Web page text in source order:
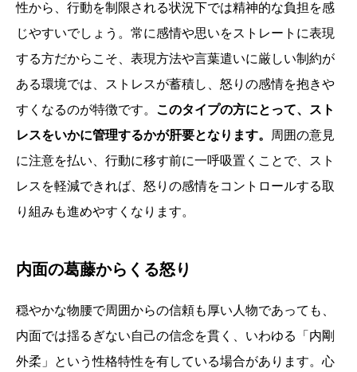
性から、行動を制限される状況下では精神的な負担を感
じやすいでしょう。常に感情や思いをストレートに表現
する方だからこそ、表現方法や言葉遣いに厳しい制約が
ある環境では、ストレスが蓄積し、怒りの感情を抱きや
すくなるのが特徴です。 このタイプの方にとって、スト
レスをいかに管理するかが肝要となります。
周囲の意見
に注意を払い、行動に移す前に一呼吸置くことで、スト
レスを軽減できれば、怒りの感情をコントロールする取
り組みも進めやすくなります。
内面の葛藤からくる怒り
穏やかな物腰で周囲からの信頼も厚い人物であっても、
内面では揺るぎない自己の信念を貫く、いわゆる「内剛
外柔」という性格特性を有している場合があります。心